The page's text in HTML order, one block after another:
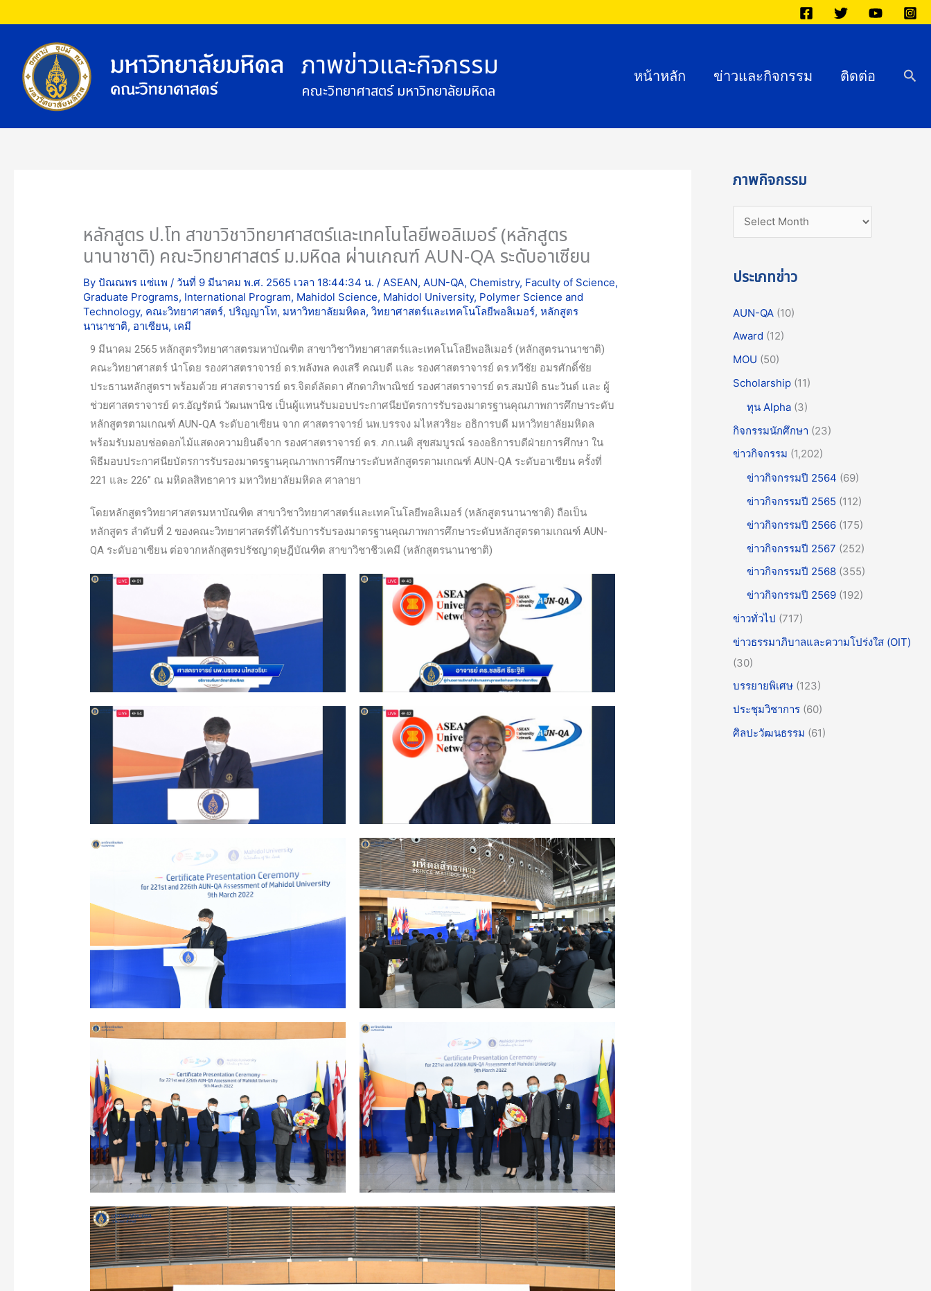
to
content
ภาพข่าวและกิจกรรม
คณะวิทยาศาสตร์ มหาวิทยาลัยมหิดล
หน้าหลัก ข่าวและกิจกรรม ติดต่อ
หลักสูตร ป.โท สาขาวิชาวิทยาศาสตร์และเทคโนโลยีพอลิเมอร์ (หลักสูตร
นานาชาติ) คณะวิทยาศาสตร์ ม.มหิดล ผ่านเกณฑ์ AUN-QA ระดับอาเซียน
Byปัณณพร แซ่แพ/ วันที่ 9 มีนาคม พ.ศ. 2565 เวลา 18:44:34 น./ASEAN,AUN-QA, Chemistry, Faculty of Science,
Graduate Programs, International Program, Mahidol Science, Mahidol University, Polymer Science and
Technology, คณะวิทยาศาสตร์,ปริญญาโท, มหาวิทยาลัยมหิดล,วิทยาศาสตร์และเทคโนโลยีพอลิเมอร์,หลักสูตร
นานาชาติ, อาเซียน, เคมี
9 มีนาคม 2565 หลักสูตรวิทยาศาสตรมหาบัณฑิต สาขาวิชาวิทยาศาสตร์และเทคโนโลยีพอลิเมอร์ (หลักสูตรนานาชาติ)
คณะวิทยาศาสตร์ นำโดย รองศาสตราจารย์ ดร.พลังพล คงเสรี คณบดี และ รองศาสตราจารย์ ดร.ทวีชัย อมรศักดิ์ชัย
ประธานหลักสูตรฯ พร้อมด้วย ศาสตราจารย์ ดร.จิตต์ลัดดา ศักดาภิพาณิชย์ รองศาสตราจารย์ ดร.สมบัติ ธนะวันต์ และ ผู้
ช่วยศาสตราจารย์ ดร.อัญรัตน์ วัฒนพานิช เป็นผู้แทนรับมอบประกาศนียบัตรการรับรองมาตรฐานคุณภาพการศึกษาระดับ
หลักสูตรตามเกณฑ์ AUN-QA ระดับอาเซียน จาก ศาสตราจารย์ นพ.บรรจง มไหสวริยะ อธิการบดี มหาวิทยาลัยมหิดล
พร้อมรับมอบช่อดอกไม้แสดงความยินดีจาก รองศาสตราจารย์ ดร. ภก.เนติ สุขสมบูรณ์ รองอธิการบดีฝ่ายการศึกษา ใน
พิธีมอบประกาศนียบัตรการรับรองมาตรฐานคุณภาพการศึกษาระดับหลักสูตรตามเกณฑ์ AUN-QA ระดับอาเซียน ครั้งที่
221 และ 226” ณ มหิดลสิทธาคาร มหาวิทยาลัยมหิดล ศาลายา
โดยหลักสูตรวิทยาศาสตรมหาบัณฑิต สาขาวิชาวิทยาศาสตร์และเทคโนโลยีพอลิเมอร์ (หลักสูตรนานาชาติ) ถือเป็น
หลักสูตร ลำดับที่ 2 ของคณะวิทยาศาสตร์ที่ได้รับการรับรองมาตรฐานคุณภาพการศึกษาระดับหลักสูตรตามเกณฑ์ AUN-
QA ระดับอาเซียน ต่อจากหลักสูตรปรัชญาดุษฎีบัณฑิต สาขาวิชาชีวเคมี (หลักสูตรนานาชาติ)
ภาพกิจกรรม
กิ
ม
ประเภทข่าว
AUN-QA (10)
Award (12)
MOU (50)
Scholarship (11)
ทุน Alpha (3)
กิจกรรมนักศึกษา (23)
ข่าวกิจกรรม (1,202)
ข่าวกิจกรรมปี 2564 (69)
ข่าวกิจกรรมปี 2565 (112)
ข่าวกิจกรรมปี 2566 (175)
ข่าวกิจกรรมปี 2567 (252)
ข่าวกิจกรรมปี 2568 (355)
ข่าวกิจกรรมปี 2569 (192)
ข่าวทั่วไป (717)
ข่าวธรรมาภิบาลและความโปร่งใส (OIT)
(30)
บรรยายพิเศษ (123)
ประชุมวิชาการ (60)
ศิลปะวัฒนธรรม (61)